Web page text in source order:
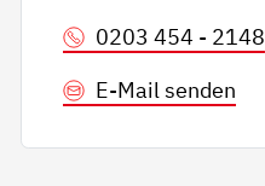
0203 454 - 2148
E-Mail senden